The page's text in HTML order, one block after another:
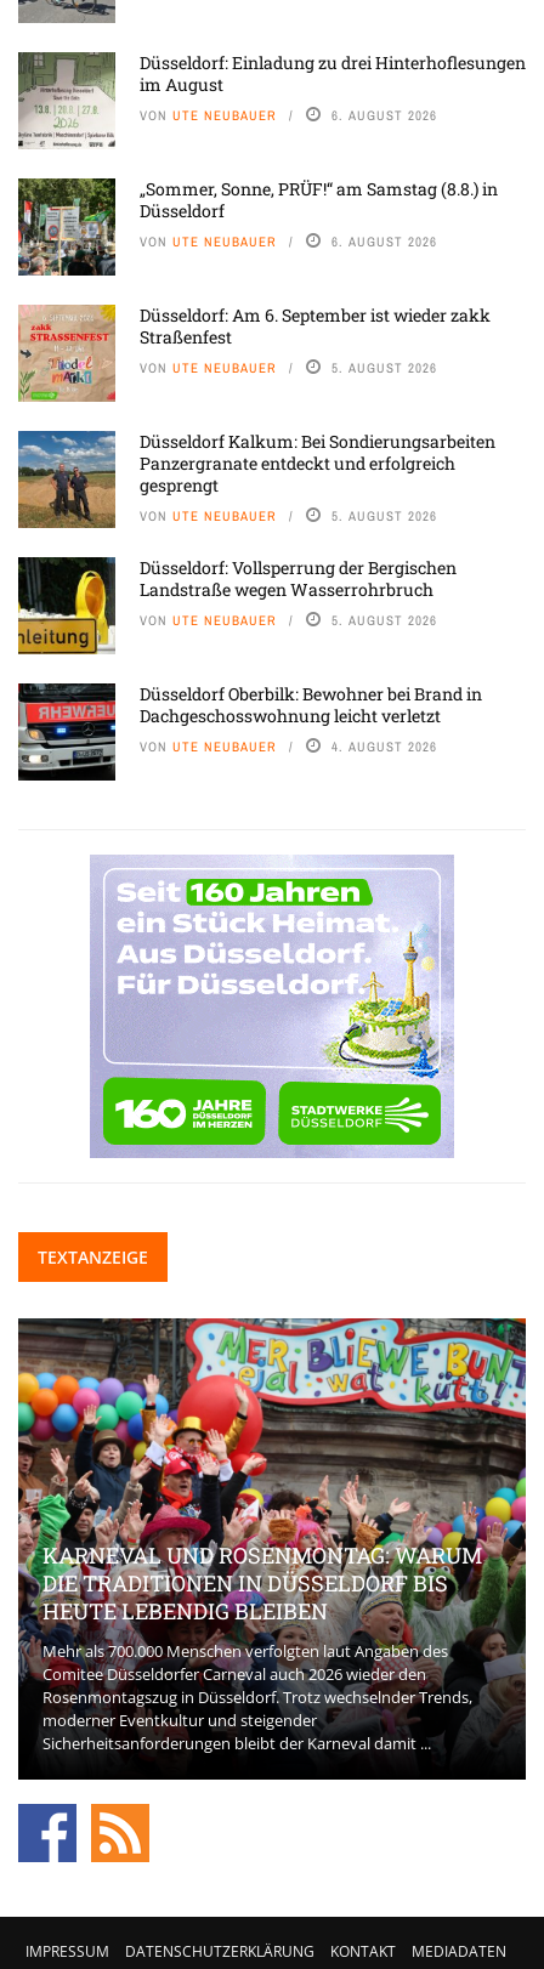
Düsseldorf: Einladung zu drei Hinterhoflesungen
im August
VON UTE NEUBAUER 6. AUGUST 2026
„Sommer, Sonne, PRÜF!“ am Samstag (8.8.) in
Düsseldorf
VON UTE NEUBAUER 6. AUGUST 2026
Düsseldorf: Am 6. September ist wieder zakk
Straßenfest
VON UTE NEUBAUER 5. AUGUST 2026
Düsseldorf Kalkum: Bei Sondierungsarbeiten
Panzergranate entdeckt und erfolgreich
gesprengt
VON UTE NEUBAUER 5. AUGUST 2026
Düsseldorf: Vollsperrung der Bergischen
Landstraße wegen Wasserrohrbruch
VON UTE NEUBAUER 5. AUGUST 2026
Düsseldorf Oberbilk: Bewohner bei Brand in
Dachgeschosswohnung leicht verletzt
VON UTE NEUBAUER 4. AUGUST 2026
TEXTANZEIGE
KARNEVAL UND ROSENMONTAG: WARUM
DIE TRADITIONEN IN DÜSSELDORF BIS
HEUTE LEBENDIG BLEIBEN
Mehr als 700.000 Menschen verfolgten laut Angaben des
Comitee Düsseldorfer Carneval auch 2026 wieder den
Rosenmontagszug in Düsseldorf. Trotz wechselnder Trends,
moderner Eventkultur und steigender
Sicherheitsanforderungen bleibt der Karneval damit ...
IMPRESSUM DATENSCHUTZERKLÄRUNG KONTAKT MEDIADATEN